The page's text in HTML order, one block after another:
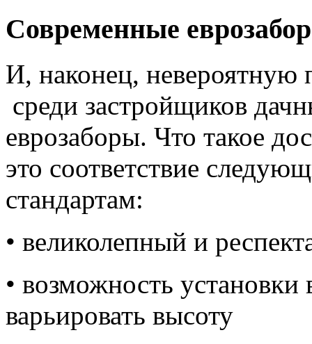
Современные
И, наконец, невероятную
среди застройщиков
еврозаборы. Что такое
это соответствие
стандартам:
• великолепный и
• возможность
варьировать высоту